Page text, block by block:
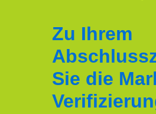
Zu Ihrem
Sie die